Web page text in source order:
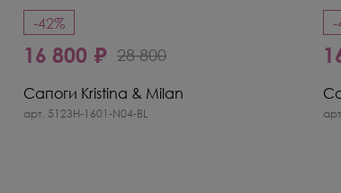
-42%
16 800 ₽ 28 800
Сапоги Kristina & Milan
арт. 5123H-1601-N04-BL
-